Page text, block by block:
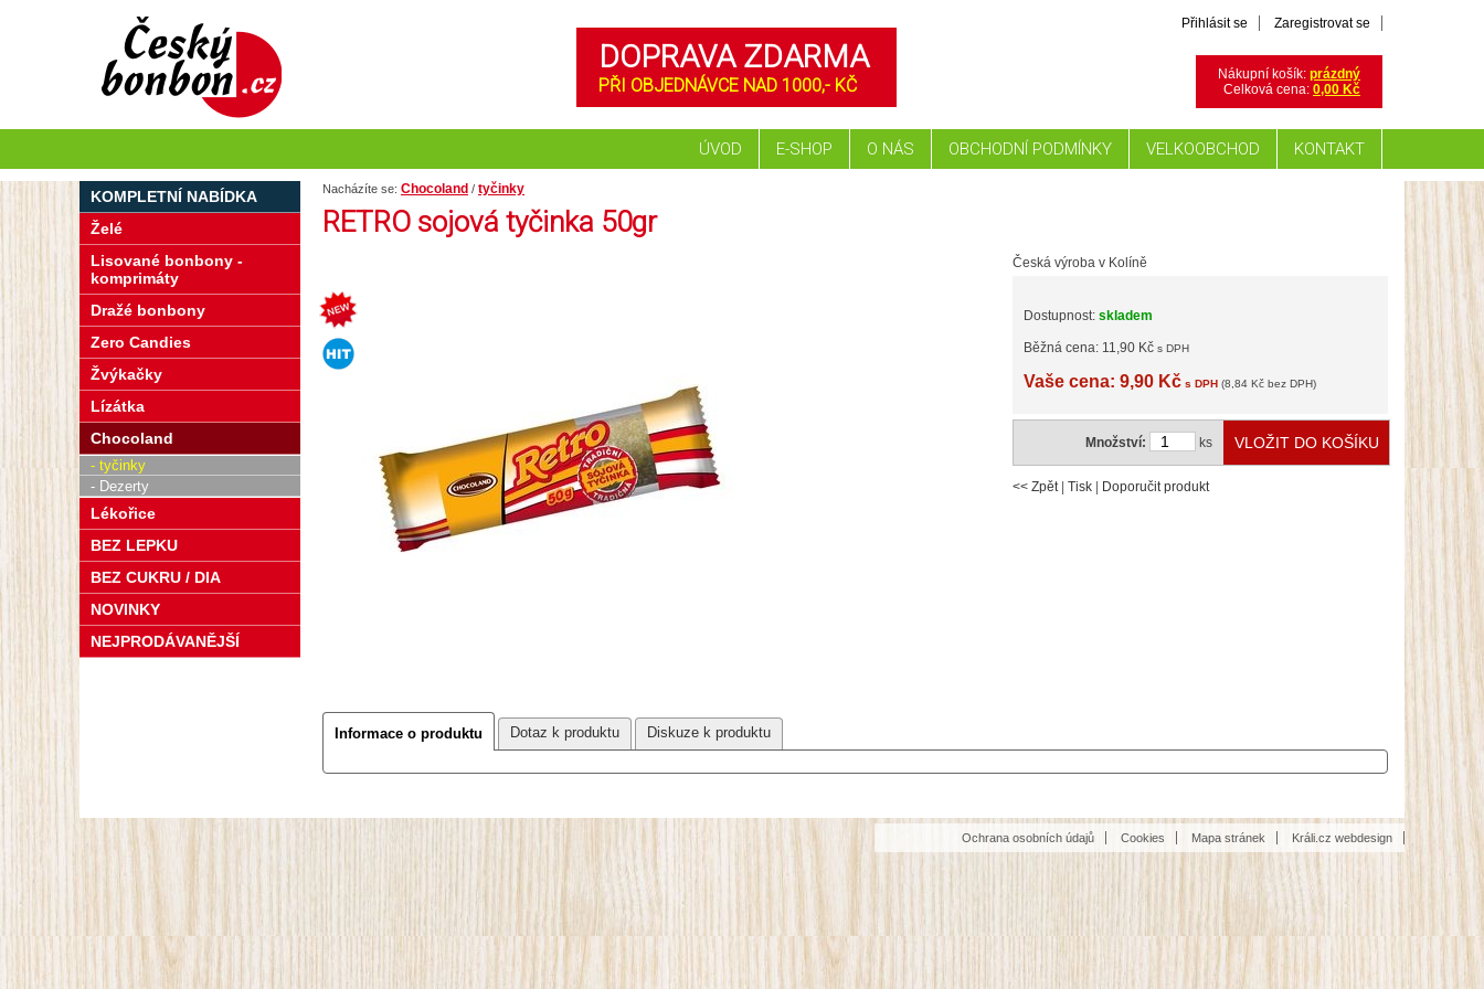
Nacházíte se: Chocoland / tyčinky
RETRO sojová tyčinka 50gr
Česká výroba v Kolíně
Dostupnost: skladem
Běžná cena: 11,90 Kč s DPH
Vaše cena: 9,90 Kč s DPH (8,84 Kč bez DPH)
Množství: ks
<< Zpět| Tisk Doporučit produkt
Informace o produktu Dotaz k produktu Diskuze k produktu
KOMPLETNÍ NABÍDKA
Želé
Lisované bonbony -
komprimáty
Dražé bonbony
Zero Candies
Žvýkačky
Lízátka
Chocoland
- tyčinky
- Dezerty
Lékořice
BEZ LEPKU
BEZ CUKRU / DIA
NOVINKY
NEJPRODÁVANĚJŠÍ
DOPRAVA ZDARMA
PŘI OBJEDNÁVCE NAD 1000,- KČ
Nákupní košík: prázdný
Celková cena: 0,00 Kč
Přihlásit se Zaregistrovat se
ÚVOD E-SHOP O NÁS OBCHODNÍ PODMÍNKY VELKOOBCHOD KONTAKT
Ochrana osobních údajů Cookies Mapa stránek Králi.cz webdesign